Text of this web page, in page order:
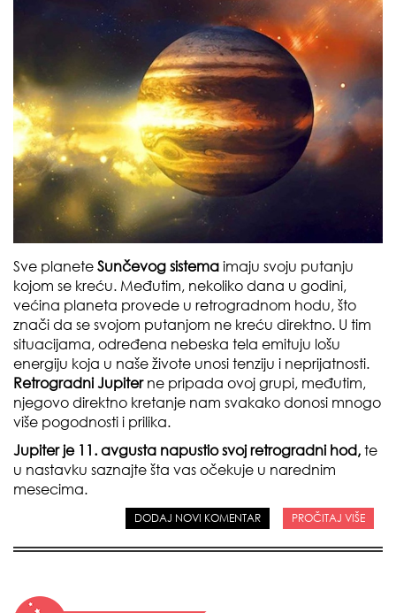
Sve planete Sunčevog sistema imaju svoju putanju
kojom se kreću. Međutim, nekoliko dana u godini,
većina planeta provede u retrogradnom hodu, što
znači da se svojom putanjom ne kreću direktno. U tim
situacijama, određena nebeska tela emituju lošu
energiju koja u naše živote unosi tenziju i neprijatnosti.
Retrogradni Jupiter ne pripada ovoj grupi, međutim,
njegovo direktno kretanje nam svakako donosi mnogo
više pogodnosti i prilika.
Jupiter je 11. avgusta napustio svoj retrogradni hod, te
u nastavku saznajte šta vas očekuje u narednim
mesecima.
DODAJ NOVI KOMENTAR PROČITAJ VIŠE